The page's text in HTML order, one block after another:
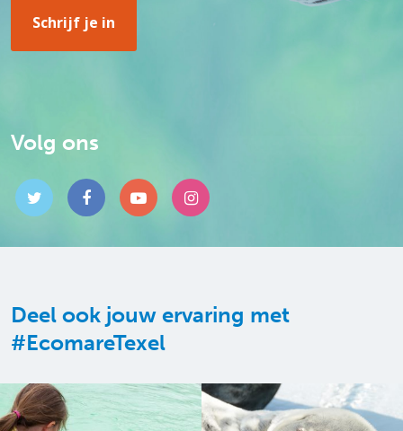
Volg ons
Deel ook jouw ervaring met
#EcomareTexel